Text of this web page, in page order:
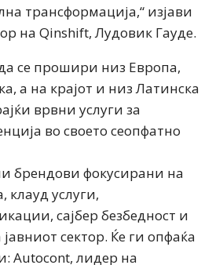
трансформација,“ изјави
на Qinshift, Лудовик Гауде.
се прошири низ Европа,
а на крајот и низ Латинска
врвни услуги за
во своето сеопфатно
брендови фокусирани на
клауд услуги,
сајбер безбедност и
сектор. Ќе ги опфаќа
Autocont, лидер на